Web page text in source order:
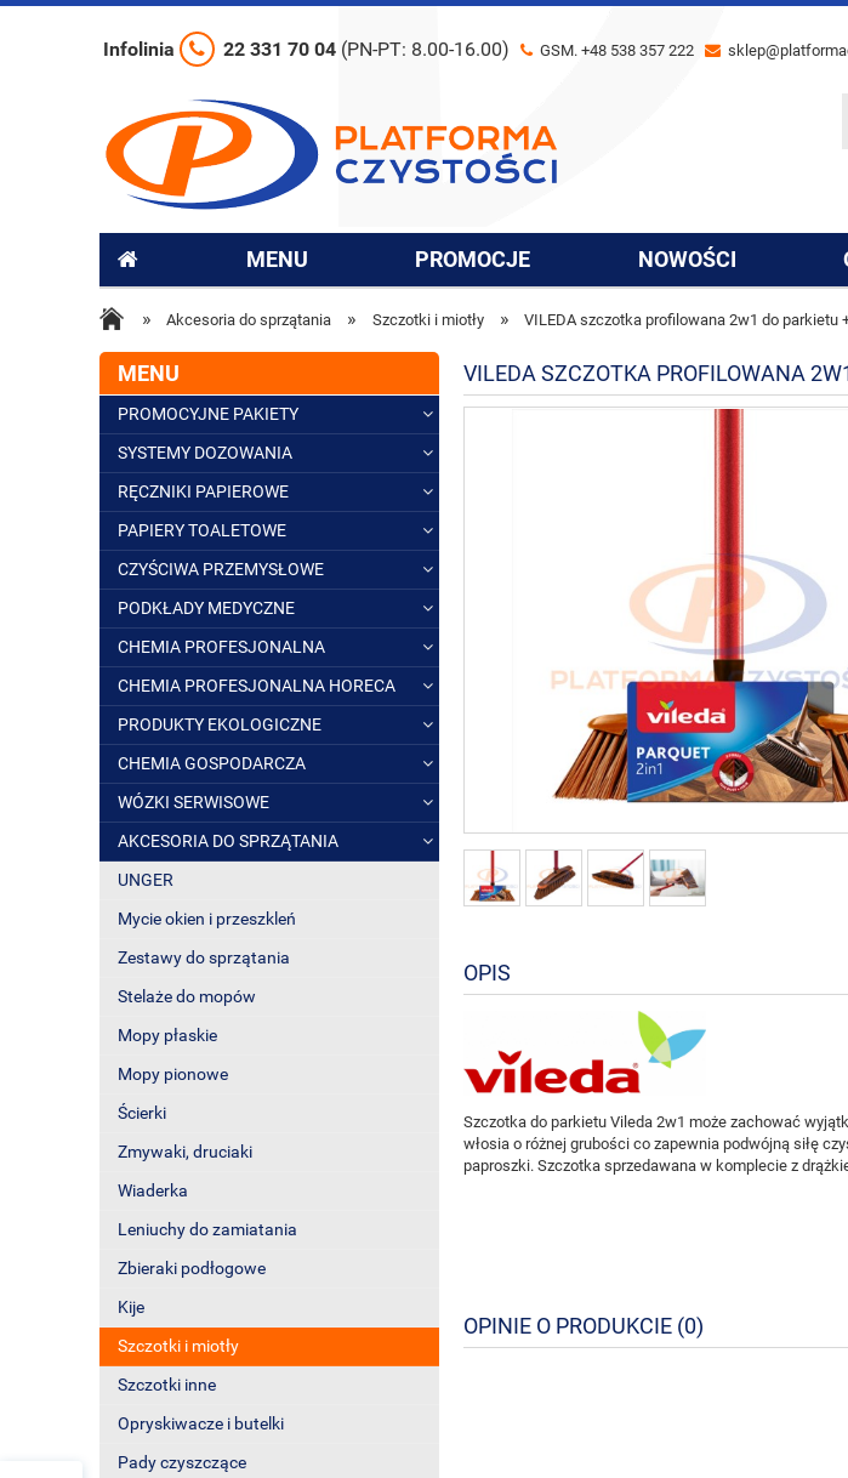
Infolinia 22 331 70 04 (PN-PT: 8.00-16.00) GSM. +48 538 357 222
MENU PROMOCJE NOWOŚCI
» Akcesoria do sprzątania » Szczotki i miotły » VILEDA szczotka profilowana 2w1 do parkietu
MENU
PROMOCYJNE PAKIETY
SYSTEMY DOZOWANIA
RĘCZNIKI PAPIEROWE
PAPIERY TOALETOWE
CZYŚCIWA PRZEMYSŁOWE
PODKŁADY MEDYCZNE
CHEMIA PROFESJONALNA
CHEMIA PROFESJONALNA HORECA
PRODUKTY EKOLOGICZNE
CHEMIA GOSPODARCZA
WÓZKI SERWISOWE
AKCESORIA DO SPRZĄTANIA
UNGER
Mycie okien i przeszkleń
Zestawy do sprzątania
Stelaże do mopów
Mopy płaskie
Mopy pionowe
Ścierki
Zmywaki, druciaki
Wiaderka
Leniuchy do zamiatania
Zbieraki podłogowe
Kije
Szczotki i miotły
Szczotki inne
Opryskiwacze i butelki
Pady czyszczące
VILEDA SZCZOTKA PROFILOWANA
OPIS
Szczotka do parkietu Vileda 2w1 może zachować w
włosia o różnej grubości co zapewnia podwójną siłę
paproszki. Szczotka sprzedawana w komplecie z
OPINIE O PRODUKCIE (0)